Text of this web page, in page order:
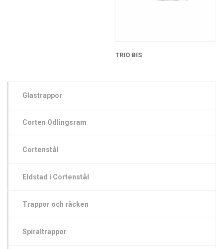
TRIO BIS
Glastrappor
Corten Odlingsram
Cortenstål
Eldstad i Cortenstål
Trappor och räcken
Spiraltrappor